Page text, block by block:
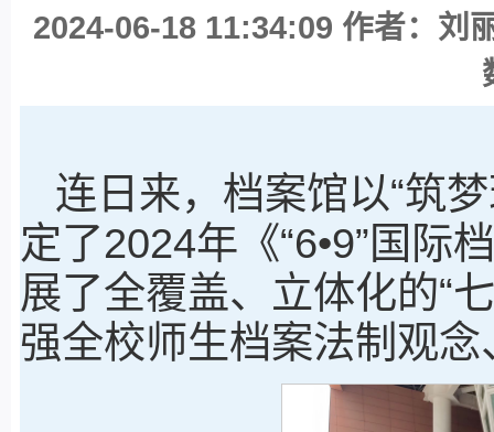
2024-06-18 11:34:09 作者：刘
连日来，档案馆以“筑
定了2024年《“6•9”国际
展了全覆盖、立体化的“
强全校师生档案法制观